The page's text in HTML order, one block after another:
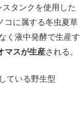
タンクを使用した
コに属する冬虫夏草
く液中発酵で生産す
マスが生産される。
ている野生型